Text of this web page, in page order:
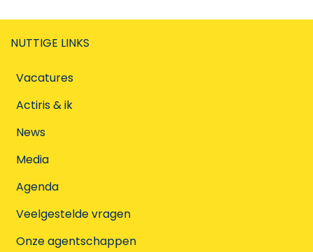
NUTTIGE LINKS
Vacatures
Actiris & ik
News
Media
Agenda
Veelgestelde vragen
Onze agentschappen